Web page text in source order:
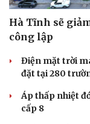
Hà Tĩnh sẽ
công lập
Điện mặt trời
đặt tại 280
Áp thấp nhiệt
cấp 8